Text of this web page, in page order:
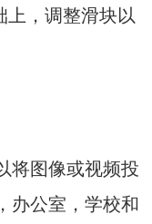
上，调整滑块以
将图像或视频投
办公室，学校和